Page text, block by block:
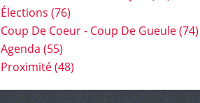
Élections (76)
Coup De Coeur - Coup De Gueule(74)
Agenda (55)
Proximité(48)